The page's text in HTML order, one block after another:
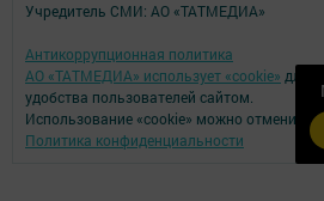
Учредитель СМИ: АО «ТАТМЕДИА»
Антикоррупционная политика
АО «ТАТМЕДИА» использует «cookie» для
удобства пользователей сайтом.
Использование «cookie» можно отменить в
Политика конфиденциальности